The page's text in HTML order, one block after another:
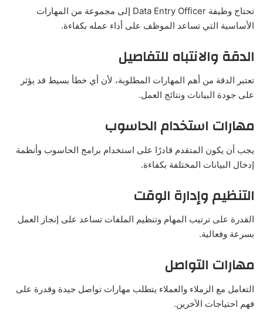
تحتاج وظيفة Data Entry Officer إلى مجموعة من المهارات
الأساسية التي تساعد الموظف على أداء عمله بكفاءة.
الدقة والانتباه للتفاصيل
تعتبر الدقة من أهم المهارات المطلوبة، لأن أي خطأ بسيط قد يؤثر
على جودة البيانات ونتائج العمل.
مهارات استخدام الحاسوب
يجب أن يكون المتقدم قادرًا على استخدام برامج الحاسوب وأنظمة
إدخال البيانات المختلفة بكفاءة.
التنظيم وإدارة الوقت
القدرة على ترتيب المهام وتنظيم الملفات تساعد على إنجاز العمل
بسرعة وفعالية.
مهارات التواصل
التعامل مع الزملاء والعملاء يتطلب مهارات تواصل جيدة وقدرة على
فهم احتياجات الآخرين.